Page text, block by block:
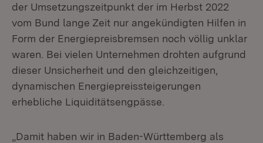
der Umsetzungszeitpunkt der im Herbst 2022
vom Bund lange Zeit nur angekündigten Hilfen in
Form der Energiepreisbremsen noch völlig unklar
waren. Bei vielen Unternehmen drohten aufgrund
dieser Unsicherheit und den gleichzeitigen,
dynamischen Energiepreissteigerungen
erhebliche Liquiditätsengpässe.
„Damit haben wir in Baden-Württemberg als